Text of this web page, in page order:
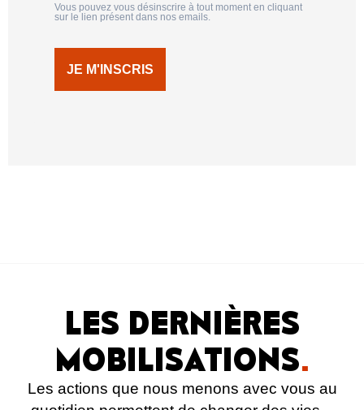
Vous pouvez vous désinscrire à tout moment en cliquant
sur le lien présent dans nos emails.
JE M'INSCRIS
LES DERNIÈRES
MOBILISATIONS.
Les actions que nous menons avec vous au